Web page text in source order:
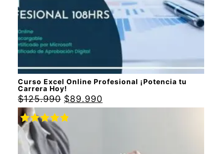
Curso Excel Online Profesional ¡Potencia tu
Carrera Hoy!
$125.990 $89.990
Valorado
con
5.00de